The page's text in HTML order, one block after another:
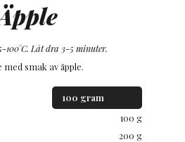
100°C. Låt dra 3-5 minuter.
med smak av äpple.
100 g
200 g